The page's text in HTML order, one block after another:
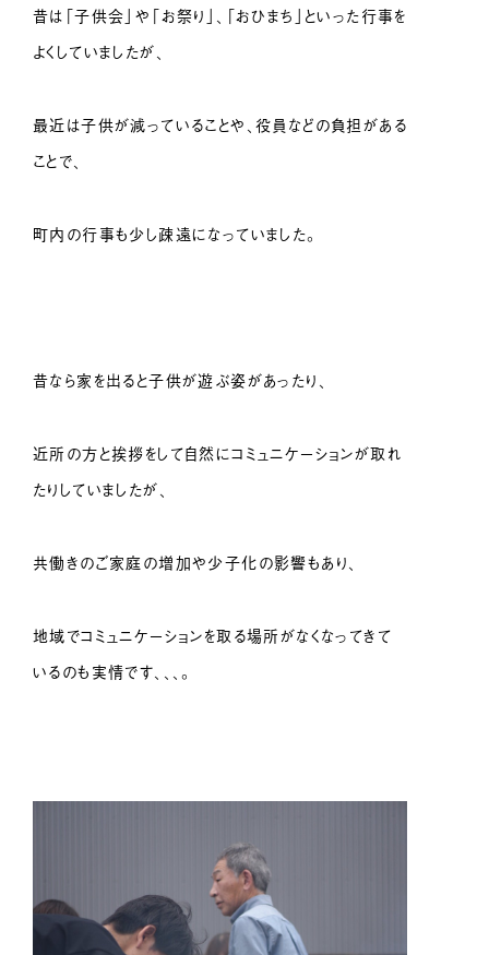
昔は「子供会」や「お祭り」、「おひまち」といった行事を
よくしていましたが、
最近は子供が減っていることや、役員などの負担がある
ことで、
町内の行事も少し疎遠になっていました。
昔なら家を出ると子供が遊ぶ姿があったり、
近所の方と挨拶をして自然にコミュニケーションが取れ
たりしていましたが、
共働きのご家庭の増加や少子化の影響もあり、
地域でコミュニケーションを取る場所がなくなってきて
いるのも実情です、、、。